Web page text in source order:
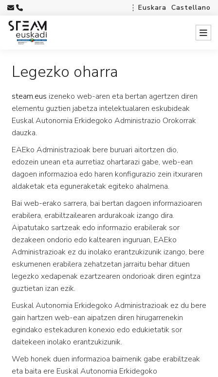
Euskara Castellano
Legezko oharra
steam.eus izeneko web-aren eta bertan agertzen diren
elementu guztien jabetza intelektualaren eskubideak
Euskal Autonomia Erkidegoko Administrazio Orokorrak
dauzka.
EAEko Administrazioak bere buruari aitortzen dio,
edozein unean eta aurretiaz ohartarazi gabe, web-ean
dagoen informazioa edo haren konfigurazio zein itxuraren
aldaketak eta eguneraketak egiteko ahalmena.
Bai web-erako sarrera, bai bertan dagoen informazioaren
erabilera, erabiltzailearen ardurakoak izango dira.
Aipatutako sartzeak edo informazio erabilerak sor
dezakeen ondorio edo kaltearen inguruan, EAEko
Administrazioak ez du inolako erantzukizunik izango, bere
eskumenen erabilera zehatzetan jarraitu behar dituen
legezko xedapenak ezartzearen ondorioak diren egintza
guztietan izan ezik.
Euskal Autonomia Erkidegoko Administrazioak ez du bere
gain hartzen web-ean aipatzen diren hirugarrenekin
egindako estekaduren konexio edo edukietatik sor
daitekeen inolako erantzukizunik.
Web honek duen informazioa baimenik gabe erabiltzeak
eta baita ere Euskal Autonomia Erkidegoko